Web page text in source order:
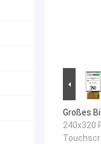
Großes
240x320